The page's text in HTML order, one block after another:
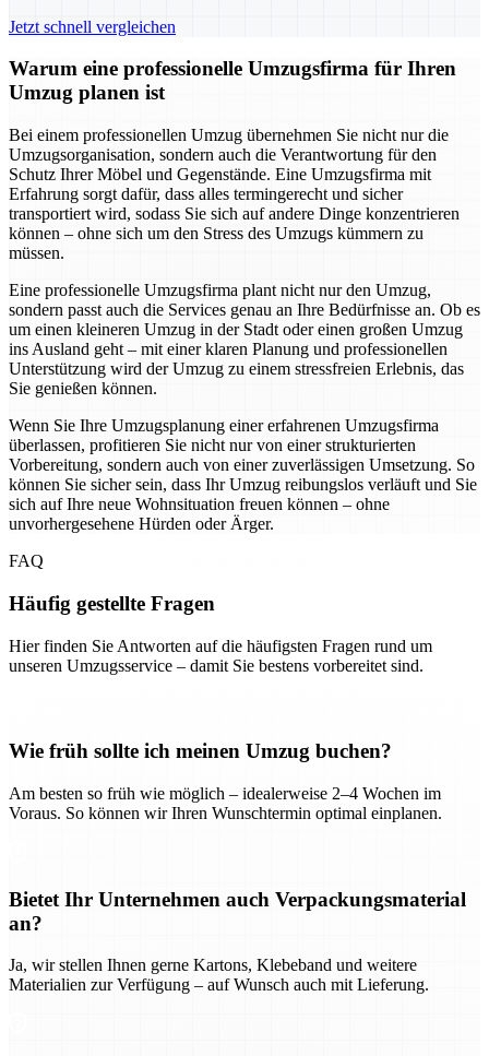
Jetzt schnell vergleichen
Warum eine professionelle Umzugsfirma für Ihren
Umzug planen ist
Bei einem professionellen Umzug übernehmen Sie nicht nur die
Umzugsorganisation, sondern auch die Verantwortung für den
Schutz Ihrer Möbel und Gegenstände. Eine Umzugsfirma mit
Erfahrung sorgt dafür, dass alles termingerecht und sicher
transportiert wird, sodass Sie sich auf andere Dinge konzentrieren
können – ohne sich um den Stress des Umzugs kümmern zu
müssen.
Eine professionelle Umzugsfirma plant nicht nur den Umzug,
sondern passt auch die Services genau an Ihre Bedürfnisse an. Ob es
um einen kleineren Umzug in der Stadt oder einen großen Umzug
ins Ausland geht – mit einer klaren Planung und professionellen
Unterstützung wird der Umzug zu einem stressfreien Erlebnis, das
Sie genießen können.
Wenn Sie Ihre Umzugsplanung einer erfahrenen Umzugsfirma
überlassen, profitieren Sie nicht nur von einer strukturierten
Vorbereitung, sondern auch von einer zuverlässigen Umsetzung. So
können Sie sicher sein, dass Ihr Umzug reibungslos verläuft und Sie
sich auf Ihre neue Wohnsituation freuen können – ohne
unvorhergesehene Hürden oder Ärger.
FAQ
Häufig gestellte Fragen
Hier finden Sie Antworten auf die häufigsten Fragen rund um
unseren Umzugsservice – damit Sie bestens vorbereitet sind.
Wie früh sollte ich meinen Umzug buchen?
Am besten so früh wie möglich – idealerweise 2–4 Wochen im
Voraus. So können wir Ihren Wunschtermin optimal einplanen.
Bietet Ihr Unternehmen auch Verpackungsmaterial
an?
Ja, wir stellen Ihnen gerne Kartons, Klebeband und weitere
Materialien zur Verfügung – auf Wunsch auch mit Lieferung.